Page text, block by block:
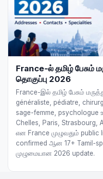
France-ல் தமிழ் பேசும்
தொகுப்பு 2026
France-இல் தமிழ் பேசும்
généraliste, pédiatre,
sage-femme, psychologue
Chelles, Paris, Strasbourg,
என France முழுவதும் public
confirmed ஆன 17+ Tamil-
முழுமையான 2026 update.